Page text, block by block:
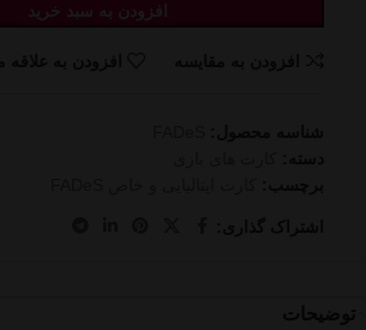
افزودن به سبد خرید